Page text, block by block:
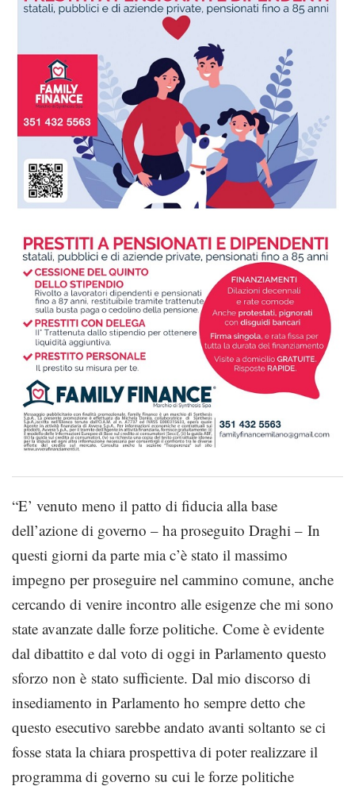
“E’ venuto meno il patto di fiducia alla base
dell’azione di governo – ha proseguito Draghi – In
questi giorni da parte mia c’è stato il massimo
impegno per proseguire nel cammino comune, anche
cercando di venire incontro alle esigenze che mi sono
state avanzate dalle forze politiche. Come è evidente
dal dibattito e dal voto di oggi in Parlamento questo
sforzo non è stato sufficiente. Dal mio discorso di
insediamento in Parlamento ho sempre detto che
questo esecutivo sarebbe andato avanti soltanto se ci
fosse stata la chiara prospettiva di poter realizzare il
programma di governo su cui le forze politiche